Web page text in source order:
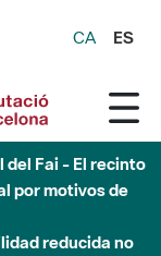
CA ES
del Fai - El recinto
por motivos de
reducida no